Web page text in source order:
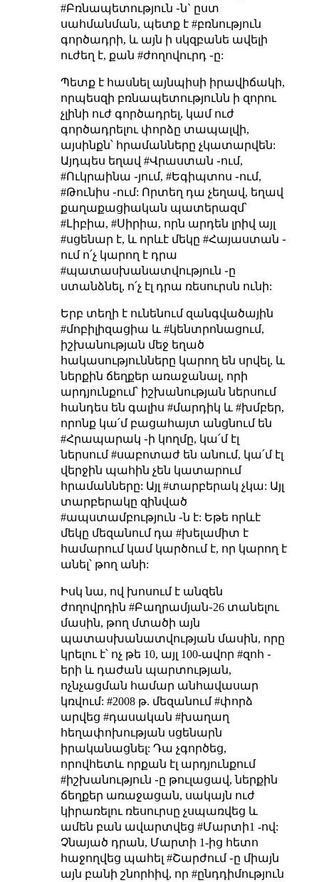
#Բռնապետություն ֊ն` ըստ
սահմանման, պետք է #բռնություն
գործադրի, և այն ի սկզբանե ավելի
ուժեղ է, քան #ժողովուրդ ֊ը:
Պետք է հասնել այնպիսի իրավիճակի,
որպեսզի բռնապետությունն ի զորու
չլինի ուժ գործադրել, կամ ուժ
գործադրելու փորձը տապալվի,
այսինքն՝ հրամանները չկատարվեն:
Այդպես եղավ #Վրաստան ֊ում,
#Ուկրաինա ֊յում, #Եգիպտոս ֊ում,
#Թունիս ֊ում: Որտեղ դա չեղավ, եղավ
քաղաքացիական պատերազմ՝
#Լիբիա, #Սիրիա, որն արդեն լրիվ այլ
#սցենար է, և որևէ մեկը #Հայաստան ֊
ում ո՛չ կարող է դրա
#պատասխանատվություն ֊ը
ստանձնել, ո՛չ էլ դրա ռեսուրսն ունի:
Երբ տեղի է ունենում զանգվածային
#մոբիլիզացիա և #կենտրոնացում,
իշխանության մեջ եղած
հակասությունները կարող են սրվել, և
ներքին ճեղքեր առաջանալ, որի
արդյունքում՝ իշխանության ներսում
հանդես են գալիս #մարդիկ և #խմբեր,
որոնք կա՛մ բացահայտ անցնում են
#Հրապարակ ֊ի կողմը, կա՛մ էլ
ներսում #սաբոտաժ են անում, կա՛մ էլ
վերջին պահին չեն կատարում
հրամանները: Այլ #տարբերակ չկա: Այլ
տարբերակը զինված
#ապստամբություն ֊ն է: Եթե որևէ
մեկը մեզանում դա #խելամիտ է
համարում կամ կարծում է, որ կարող է
անել՝ թող անի:
Իսկ նա, ով խոսում է անզեն
ժողովրդին #Բաղրամյան֊26 տանելու
մասին, թող մտածի այն
պատասխանատվության մասին, որը
կրելու է՝ ոչ թե 10, այլ 100-ավոր #զոհ ֊
երի և դաժան պարտության,
ոչնչացման համար անհավասար
կռվում: #2008 թ. մեզանում #փորձ
արվեց #դասական #խաղաղ
հեղափոխության սցենարն
իրականացնել: Դա չգործեց,
որովհետև որքան էլ արդյունքում
#իշխանություն ֊ը թուլացավ, ներքին
ճեղքեր առաջացան, սակայն ուժ
կիրառելու ռեսուրսը չսպառվեց և
ամեն բան ավարտվեց #Մարտի1 -ով:
Չնայած դրան, Մարտի 1-ից հետո
հաջողվեց պահել #Շարժում ֊ը միայն
այն բանի շնորհիվ, որ #ընդդիմություն